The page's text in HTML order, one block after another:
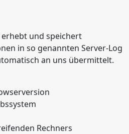
und speichert
in so genannten Server-Log
an uns übermittelt.
Rechners